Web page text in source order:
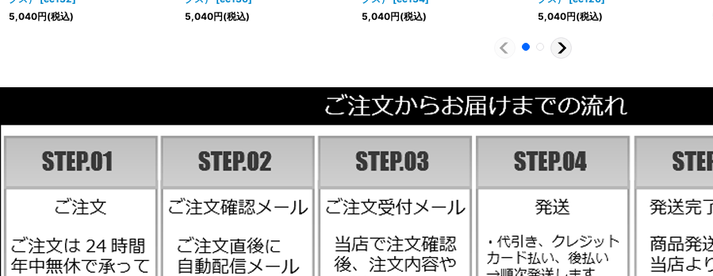
5,040円(税込)
5,040円(税込)
5,040円(税込)
5,040円(税込)